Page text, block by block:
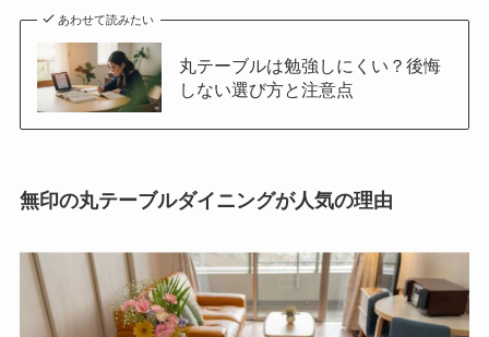
あわせて読みたい
丸テーブルは勉強しにくい？後悔
しない選び方と注意点
無印の丸テーブルダイニングが人気の理由